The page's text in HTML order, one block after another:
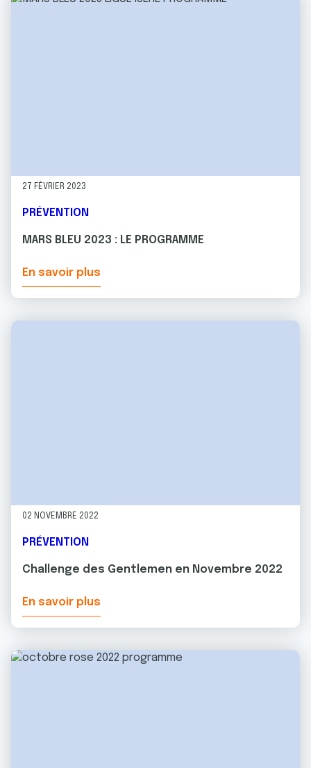
27 FÉVRIER 2023
PRÉVENTION
MARS BLEU 2023 : LE PROGRAMME
En savoir plus
02 NOVEMBRE 2022
PRÉVENTION
Challenge des Gentlemen en Novembre 2022
En savoir plus